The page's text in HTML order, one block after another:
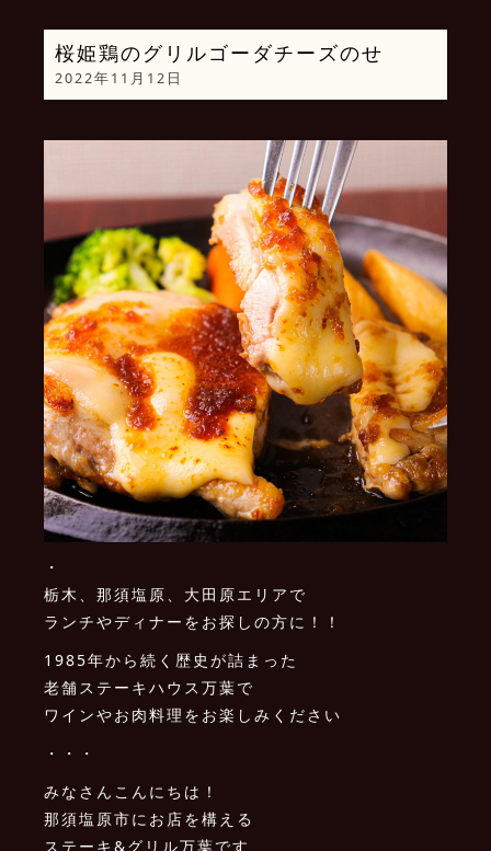
桜姫鶏のグリルゴーダチーズのせ
2022年11月12日
・
栃木、那須塩原、大田原エリアで
ランチやディナーをお探しの方に！！
1985年から続く歴史が詰まった
老舗ステーキハウス万葉で
ワインやお肉料理をお楽しみください
・・・
みなさんこんにちは！
那須塩原市にお店を構える
ステーキ&グリル万葉です